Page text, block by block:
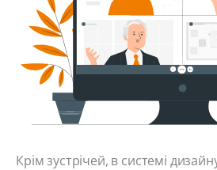
Крім зустрічей, в системі